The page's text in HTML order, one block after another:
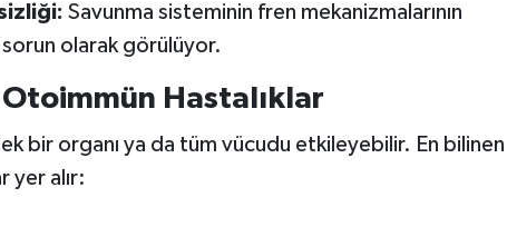
Savunma sisteminin fren mekanizmalarının
sorun olarak görülüyor.
Otoimmün Hastalıklar
bir organı ya da tüm vücudu etkileyebilir. En bilinen
yer alır: